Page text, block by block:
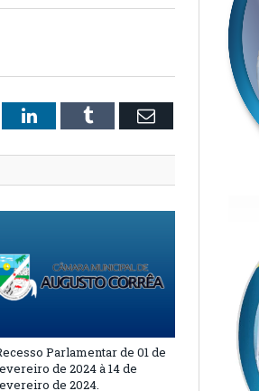
LinkedInTumblr Email
Parlamentar de 01 de
de 2024 à 14 de
de 2024.